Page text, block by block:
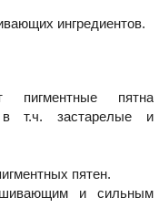
ингредиентов.
пигментные пятна
в т.ч. застарелые и
пятен.
и сильным